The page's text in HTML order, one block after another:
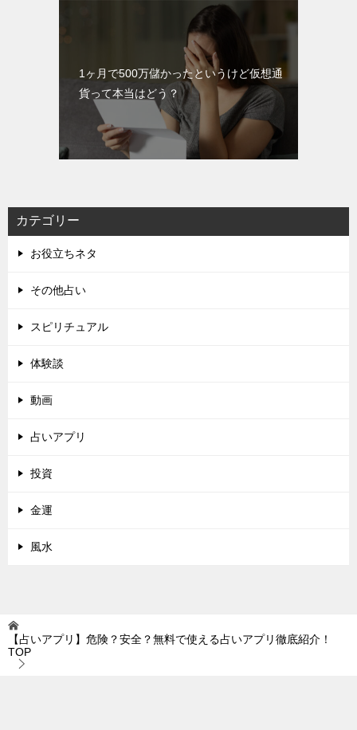
1ヶ月で500万儲かったというけど仮想通
貨って本当はどう？
カテゴリー
お役立ちネタ
その他占い
スピリチュアル
体験談
動画
占いアプリ
投資
金運
風水
【占いアプリ】危険？安全？無料で使える占いアプリ徹底紹介！
TOP